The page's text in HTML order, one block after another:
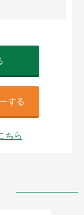
する
ちら